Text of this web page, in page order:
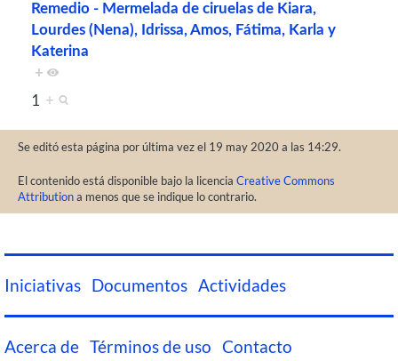
Remedio - Mermelada de ciruelas de Kiara,
Lourdes (Nena), Idrissa, Amos, Fátima, Karla y
Katerina
+
1 +
Se editó esta página por última vez el 19 may 2020 a las 14:29.
El contenido está disponible bajo la licencia Creative Commons
Attributiona menos que se indique lo contrario.
Iniciativas Documentos Actividades
Acerca de Términos de uso Contacto